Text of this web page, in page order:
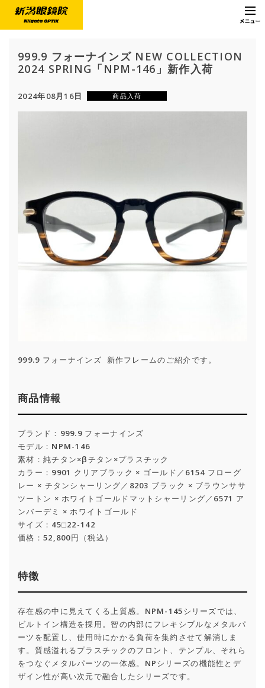
999.9 フォーナインズ NEW COLLECTION
2024 SPRING「NPM-146」新作入荷
2024年08月16日 商品入荷
999.9 フォーナインズ 新作フレームのご紹介です。
商品情報
ブランド：999.9 フォーナインズ
モデル：NPM-146
素材：純チタン×βチタン×プラスチック
カラー：9901 クリアブラック × ゴールド／6154 フローグ
レー × チタンシャーリング／8203 ブラック × ブラウンササ
ツートン × ホワイトゴールドマットシャーリング／6571 ア
ンバーデミ × ホワイトゴールド
サイズ：45□22-142
価格：52,800円（税込）
特徴
存在感の中に見えてくる上質感。NPM-145シリーズでは、
ビルトイン構造を採用。智の内部にフレキシブルなメタルパ
ーツを配置し、使用時にかかる負荷を集約させて解消しま
す。質感溢れるプラスチックのフロント、テンプル、それら
をつなぐメタルパーツの一体感。NPシリーズの機能性とデ
ザイン性が高い次元で融合したシリーズです。